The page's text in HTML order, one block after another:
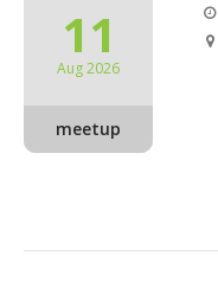
11
Aug 2026
meetup